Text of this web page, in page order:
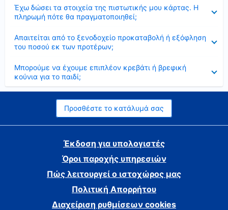
Έχω δώσει τα στοιχεία της πιστωτικής μου κάρτας. Η
πληρωμή πότε θα πραγματοποιηθεί;
Απαιτείται από το ξενοδοχείο προκαταβολή ή εξόφληση
του ποσού εκ των προτέρων;
Μπορούμε να έχουμε επιπλέον κρεβάτι ή βρεφική
κούνια για το παιδί;
Προσθέστε το κατάλυμά σας
Έκδοση για υπολογιστές
Όροι παροχής υπηρεσιών
Πώς λειτουργεί ο ιστοχώρος μας
Πολιτική Απορρήτου
Διαχείριση ρυθμίσεων cookies